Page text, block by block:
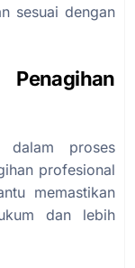
sesuai dengan
dalam proses
profesional
memastikan
dan lebih